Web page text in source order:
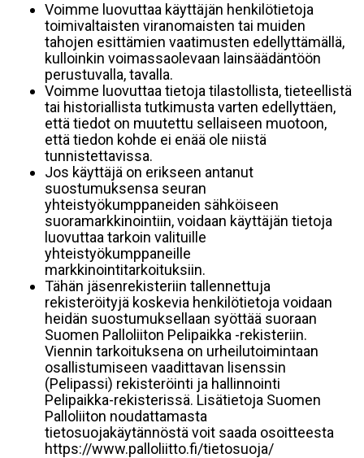
Voimme luovuttaa käyttäjän henkilötietoja
toimivaltaisten viranomaisten tai muiden
tahojen esittämien vaatimusten edellyttämällä,
kulloinkin voimassaolevaan lainsäädäntöön
perustuvalla, tavalla.
Voimme luovuttaa tietoja tilastollista, tieteellistä
tai historiallista tutkimusta varten edellyttäen,
että tiedot on muutettu sellaiseen muotoon,
että tiedon kohde ei enää ole niistä
tunnistettavissa.
Jos käyttäjä on erikseen antanut
suostumuksensa seuran
yhteistyökumppaneiden sähköiseen
suoramarkkinointiin, voidaan käyttäjän tietoja
luovuttaa tarkoin valituille
yhteistyökumppaneille
markkinointitarkoituksiin.
Tähän jäsenrekisteriin tallennettuja
rekisteröityjä koskevia henkilötietoja voidaan
heidän suostumuksellaan syöttää suoraan
Suomen Palloliiton Pelipaikka -rekisteriin.
Viennin tarkoituksena on urheilutoimintaan
osallistumiseen vaadittavan lisenssin
(Pelipassi) rekisteröinti ja hallinnointi
Pelipaikka-rekisterissä. Lisätietoja Suomen
Palloliiton noudattamasta
tietosuojakäytännöstä voit saada osoitteesta
https://www.palloliitto.fi/tietosuoja/